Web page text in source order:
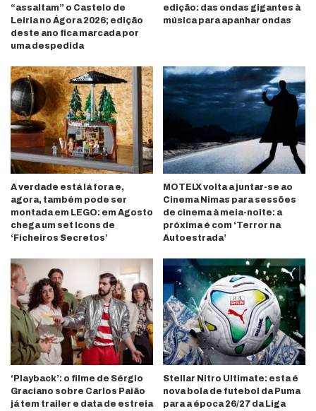
“assaltam” o Castelo de
Leiria no Ágora 2026; edição
deste ano fica marcada por
uma despedida
edição: das ondas gigantes à
música para apanhar ondas
A verdade está lá fora e,
agora, também pode ser
montada em LEGO: em Agosto
chega um set Icons de
‘Ficheiros Secretos’
MOTELX volta a juntar-se ao
Cinema Nimas para sessões
de cinema à meia-noite: a
próxima é com ‘Terror na
Autoestrada’
‘Playback’: o filme de Sérgio
Graciano sobre Carlos Paião
já tem trailer e data de estreia
Stellar Nitro Ultimate: esta é
nova bola de futebol da Puma
para a época 26/27 da Liga